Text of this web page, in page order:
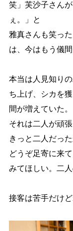
笑」芙沙子さん
ぇ。」と
雅真さんも笑っ
は、今はもう儀
本当は人見知り
ち上げ、シカを
間が増えていた。
それは二人が頑
きっと二人だっ
どうぞ足寄に来
みてほしい。二
接客は苦手だけど